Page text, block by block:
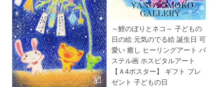
～鯉のぼりとネコ～ 子どもの
日の絵 元気のでる絵 誕生日 可
愛い 癒し ヒーリングアート パ
ステル画 ホスピタルアート
【Ａ4ポスター】 ギフト プレ
ゼント 子どもの日